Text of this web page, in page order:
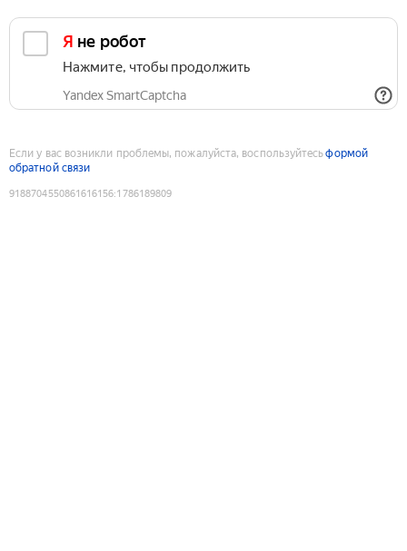
Я не робот
Нажмите, чтобы продолжить
Yandex SmartCaptcha
Если у вас возникли проблемы, пожалуйста, воспользуйтесьформой
обратной связи
9188704550861616156:1786189809